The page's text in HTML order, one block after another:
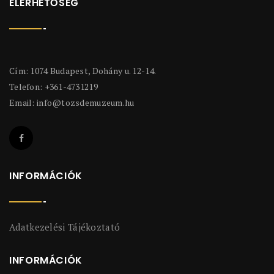
Cím: 1074 Budapest, Dohány u. 12-14.
Telefon: +361-4731219
Email: info@tozsdemuzeum.hu
INFORMÁCIÓK
Adatkezelési Tájékoztató
INFORMÁCIÓK